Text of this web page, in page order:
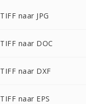
TIFF naar JPG
TIFF naar DOC
TIFF naar DXF
TIFF naar EPS